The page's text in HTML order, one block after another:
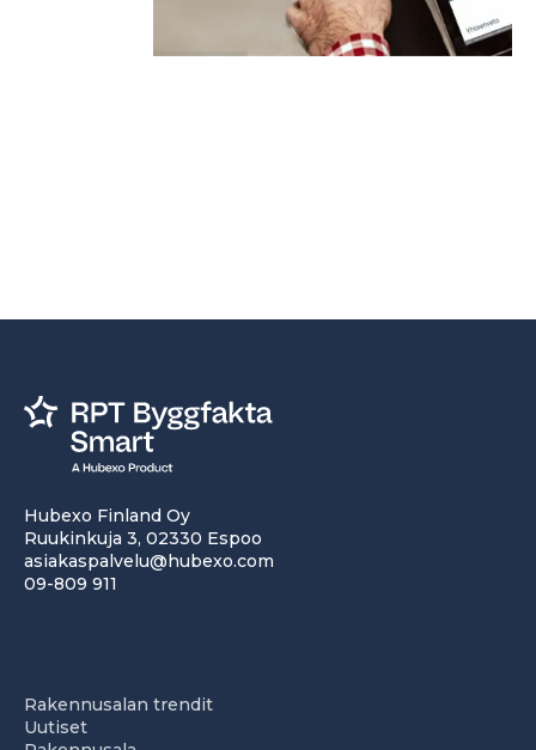
Hubexo Finland Oy
Ruukinkuja 3, 02330 Espoo
asiakaspalvelu@hubexo.com
09-809 911
Rakennusalan trendit
Uutiset